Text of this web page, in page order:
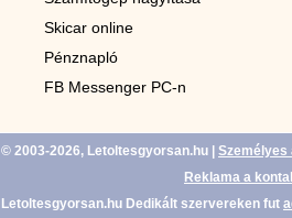
Skicar online
Pénznapló
FB Messenger PC-n
© 2003-2026, Letoltesgyorsan.hu
Személyes
Reklama a
Letoltesgyorsan.hu Dedikált szervereken fut